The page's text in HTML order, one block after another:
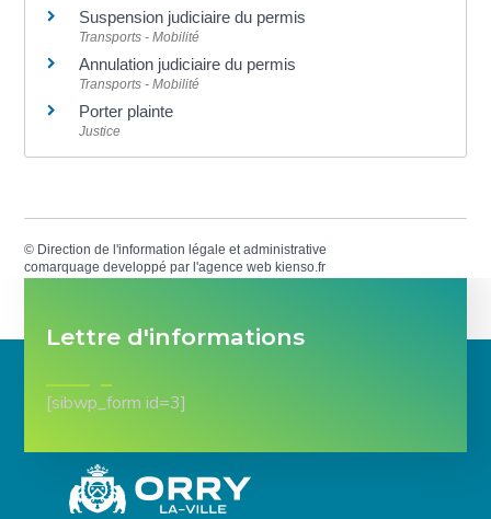
Suspension judiciaire du permis
Transports - Mobilité
Annulation judiciaire du permis
Transports - Mobilité
Porter plainte
Justice
© Direction de l'information légale et administrative
comarquage developpé par l'agence web kienso.fr
Lettre d'informations
[sibwp_form id=3]